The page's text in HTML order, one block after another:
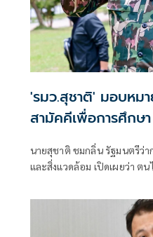
'รมว.สุชาติ' มอบหม
สามัคคีเพื่อการศึกษ
คอมพิวเตอร์ 22 เค
โรงเรียนบ้านกิ่วลม
นายสุชาติ ชมกลิ่น รัฐมนตรีว่
และสิ่งแวดล้อม เปิดเผยว่า ต
สามัคคีเพื่อการศึกษา กระทร
แวดล้อม” ณ โรงเรียนบ้านกิ่ว
จังหวัดเชียงใหม่ เพื่อสนับส